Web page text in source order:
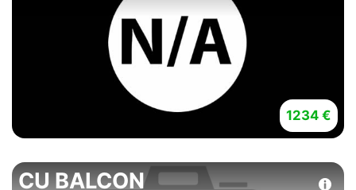
1234 €
CU BALCON